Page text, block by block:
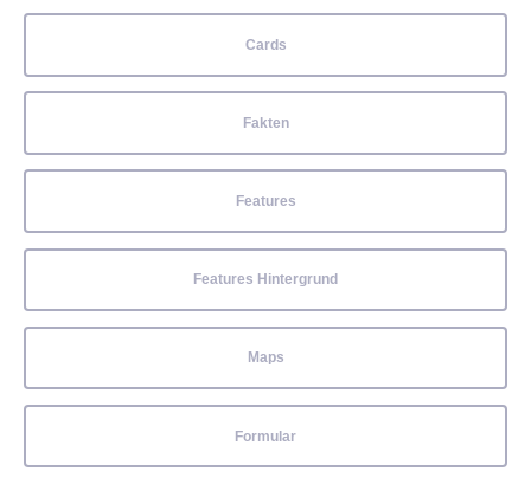
Cards
Fakten
Features
Features Hintergrund
Maps
Formular